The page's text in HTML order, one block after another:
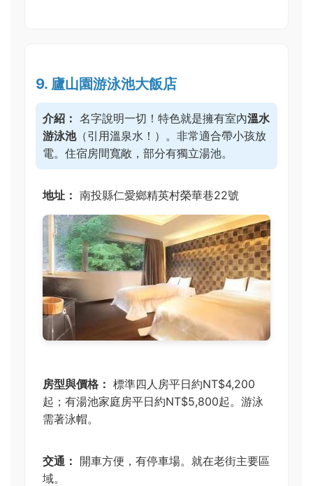
9. 廬山園游泳池大飯店
介紹： 名字說明一切！特色就是擁有室內溫水
游泳池（引用溫泉水！）。非常適合帶小孩放
電。住宿房間寬敞，部分有獨立湯池。
地址： 南投縣仁愛鄉精英村榮華巷22號
房型與價格： 標準四人房平日約NT$4,200
起；有湯池家庭房平日約NT$5,800起。游泳
需著泳帽。
交通： 開車方便，有停車場。就在老街主要區
域。